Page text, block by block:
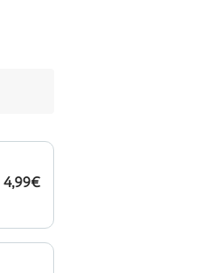
4,99€